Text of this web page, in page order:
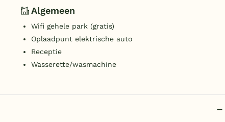
Algemeen
Wifi gehele park (gratis)
Oplaadpunt elektrische auto
Receptie
Wasserette/wasmachine